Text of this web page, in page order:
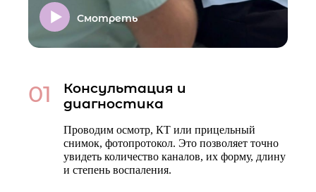
Смотреть
01
Консультация и
диагностика
Проводим осмотр, КТ или прицельный
снимок, фотопротокол. Это позволяет точно
увидеть количество каналов, их форму, длину
и степень воспаления.